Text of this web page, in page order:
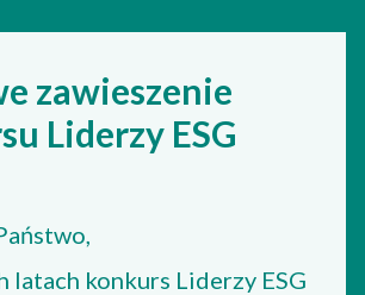
zawieszenie
Liderzy ESG
latach konkurs Liderzy ESG